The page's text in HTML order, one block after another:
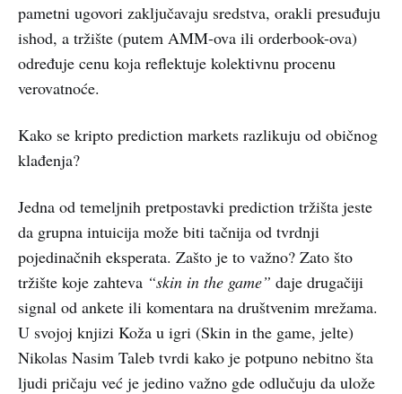
pametni ugovori zaključavaju sredstva, orakli presuđuju
ishod, a tržište (putem AMM-ova ili orderbook-ova)
određuje cenu koja reflektuje kolektivnu procenu
verovatnoće.
Kako se kripto prediction markets razlikuju od običnog
klađenja?
Jedna od temeljnih pretpostavki prediction tržišta jeste
da grupna intuicija može biti tačnija od tvrdnji
pojedinačnih eksperata. Zašto je to važno? Zato što
tržište koje zahteva “skin in the game” daje drugačiji
signal od ankete ili komentara na društvenim mrežama.
U svojoj knjizi Koža u igri (Skin in the game, jelte)
Nikolas Nasim Taleb tvrdi kako je potpuno nebitno šta
ljudi pričaju već je jedino važno gde odlučuju da ulože